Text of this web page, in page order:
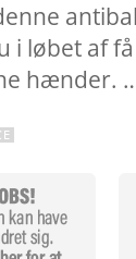
i løbet af
hænder.